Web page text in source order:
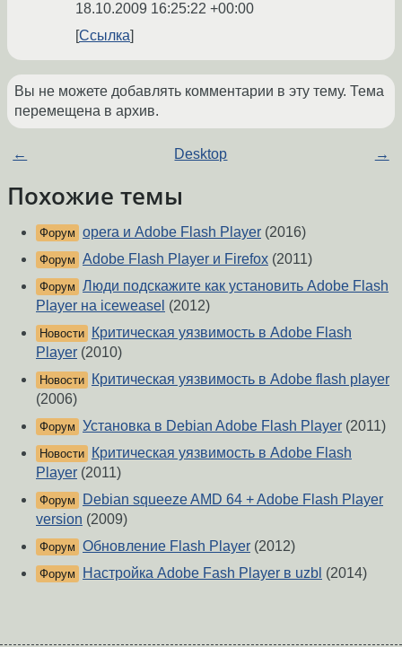
18.10.2009 16:25:22 +00:00
Ссылка
Вы не можете добавлять комментарии в эту тему. Тема
перемещена в архив.
← Desktop →
Похожие темы
Форум opera и Adobe Flash Player (2016)
Форум Adobe Flash Player и Firefox (2011)
Форум Люди подскажите как установить Adobe Flash
Player на iceweasel (2012)
Новости
Критическая уязвимость в Adobe Flash
Player (2010)
Новости
Критическая уязвимость в Adobe flash player
(2006)
Форум Установка в Debian Adobe Flash Player (2011)
Новости
Критическая уязвимость в Adobe Flash
Player (2011)
Форум
Debian squeeze AMD 64 + Adobe Flash Player
version (2009)
Форум Обновление Flash Player (2012)
Форум Настройка Adobe Fash Player в uzbl (2014)